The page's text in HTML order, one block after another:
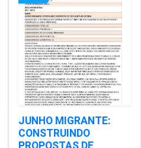
JUNHO MIGRANTE:
CONSTRUINDO
PROPOSTAS DE